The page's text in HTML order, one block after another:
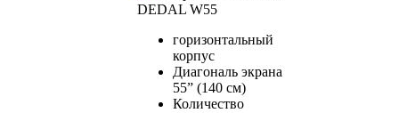
горизонтальный
корпус
Диагональ экрана
55” (140 см)
Количество